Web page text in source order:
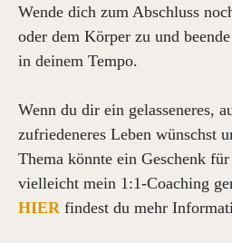
Wende dich zum Abschluss
oder dem Körper zu und
in deinem Tempo.
Wenn du dir ein gelasseneres,
zufriedeneres Leben wünschst
Thema könnte ein Geschenk
vielleicht mein 1:1-Coaching
HIERfindest du mehr